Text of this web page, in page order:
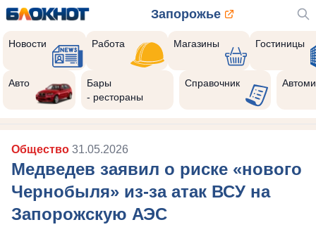
Запорожье
Новости Работа Магазины Гостиницы
Авто
Бары
- рестораны
Справочник
Общество 31.05.2026
Медведев заявил о риске «нового
Чернобыля» из-за атак ВСУ на
Запорожскую АЭС